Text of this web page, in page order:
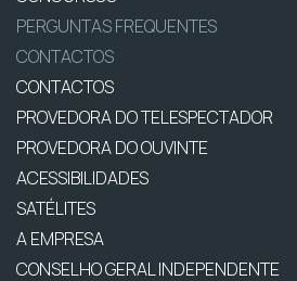
PERGUNTAS FREQUENTES
CONTACTOS
CONTACTOS
PROVEDORA DO TELESPECTADOR
PROVEDORA DO OUVINTE
ACESSIBILIDADES
SATÉLITES
A EMPRESA
CONSELHO GERAL INDEPENDENTE